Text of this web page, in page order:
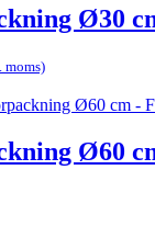
Ø30
moms)
Ø60